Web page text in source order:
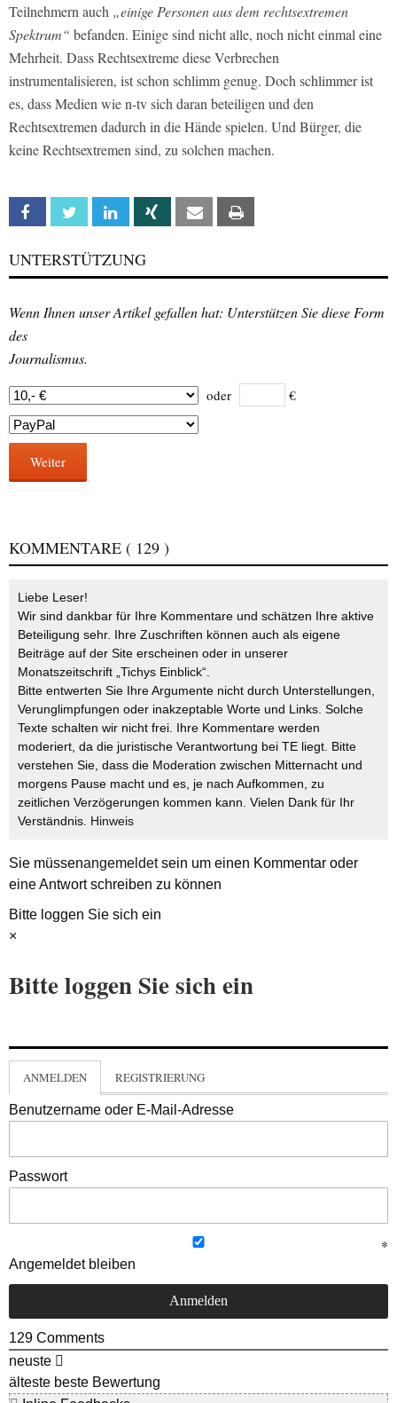
Teilnehmern auch „einige Personen aus dem rechtsextremen
Spektrum“ befanden. Einige sind nicht alle, noch nicht einmal eine
Mehrheit. Dass Rechtsextreme diese Verbrechen
instrumentalisieren, ist schon schlimm genug. Doch schlimmer ist
es, dass Medien wie n-tv sich daran beteiligen und den
Rechtsextremen dadurch in die Hände spielen. Und Bürger, die
keine Rechtsextremen sind, zu solchen machen.
Facebook Twitter Linkedin Xing Email
UNTERSTÜTZUNG
Wenn Ihnen unser Artikel gefallen hat: Unterstützen Sie diese Form
des
Journalismus.
oder €
Weiter
KOMMENTARE ( 129 )
Liebe Leser!
Wir sind dankbar für Ihre Kommentare und schätzen Ihre aktive
Beteiligung sehr. Ihre Zuschriften können auch als eigene
Beiträge auf der Site erscheinen oder in unserer
Monatszeitschrift „Tichys Einblick“.
Bitte entwerten Sie Ihre Argumente nicht durch Unterstellungen,
Verunglimpfungen oder inakzeptable Worte und Links. Solche
Texte schalten wir nicht frei. Ihre Kommentare werden
moderiert, da die juristische Verantwortung bei TE liegt. Bitte
verstehen Sie, dass die Moderation zwischen Mitternacht und
morgens Pause macht und es, je nach Aufkommen, zu
zeitlichen Verzögerungen kommen kann. Vielen Dank für Ihr
Verständnis. Hinweis
Sie müssenangemeldetsein um einen Kommentar oder
eine Antwort schreiben zu können
Bitte loggen Sie sich ein
×
Bitte loggen Sie sich ein
ANMELDEN REGISTRIERUNG
Benutzername oder E-Mail-Adresse
Passwort
Angemeldet bleiben
129 Comments
neuste
älteste beste Bewertung